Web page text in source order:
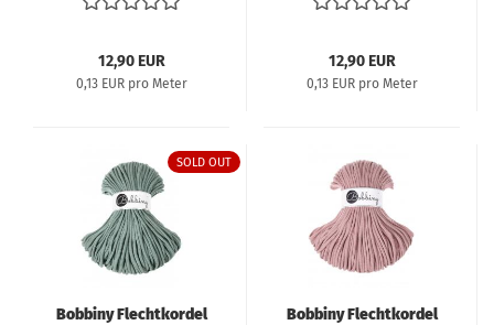
12,90 EUR
0,13 EUR pro Meter
12,90 EUR
0,13 EUR pro Meter
SOLD OUT
Bobbiny Flechtkordel
Bobbiny Flechtkordel